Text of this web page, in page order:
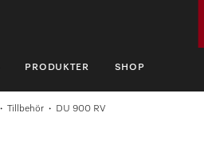
PRODUKTER SHOP
Tillbehör DU 900 RV